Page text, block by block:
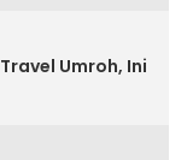
Umroh, Ini